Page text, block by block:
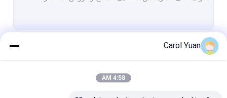
Carol Yuan
4:58 AM